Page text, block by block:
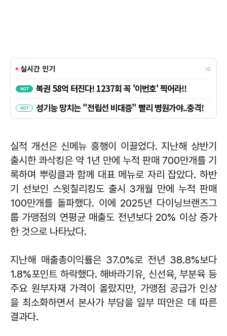
실적 개선은 신메뉴 흥행이 이끌었다. 지난해 상반기
출시한 콰삭킹은 약 1년 만에 누적 판매 700만개를 기
록하며 뿌링클과 함께 대표 메뉴로 자리 잡았다. 하반
기 선보인 스윗칠리킹도 출시 3개월 만에 누적 판매
100만개를 돌파했다. 이에 2025년 다이닝브랜즈그
룹 가맹점의 연평균 매출도 전년보다 20% 이상 증가
한 것으로 나타났다.
지난해 매출총이익률은 37.0%로 전년 38.8%보다
1.8%포인트 하락했다. 해바라기유, 신선육, 부분육 등
주요 원부자재 가격이 올랐지만, 가맹점 공급가 인상
을 최소화하면서 본사가 부담을 일부 떠안은 데 따른
결과다.